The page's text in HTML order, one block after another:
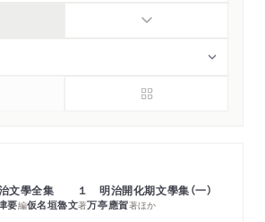
文學全集 １ 明治開化期文學集（一）
要編仮名垣魯文著万亭應賀著ほか